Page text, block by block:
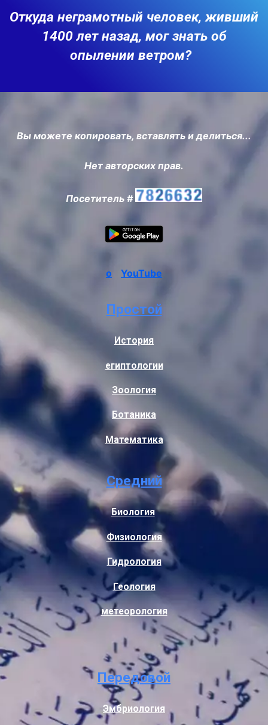
Откуда неграмотный человек, живший
1400 лет назад, мог знать об
опылении ветром?
Вы можете копировать, вставлять и делиться...
Нет авторских прав.
Посетитель #
о YouTube
Простой
История
египтологии
Зоология
Ботаника
Математика
Средний
Биология
Физиология
Гидрология
Геология
метеорология
Передовой
Эмбриология